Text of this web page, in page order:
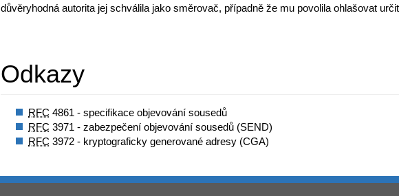
důvěryhodná autorita jej schválila jako směrovač, případně že mu povolila ohlašovat
Odkazy
RFC 4861 - specifikace objevování sousedů
RFC 3971 - zabezpečení objevování sousedů (SEND)
RFC 3972 - kryptograficky generované adresy (CGA)